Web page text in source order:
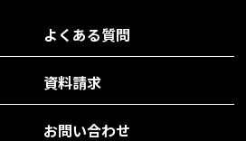
よくある質問
資料請求
お問い合わせ